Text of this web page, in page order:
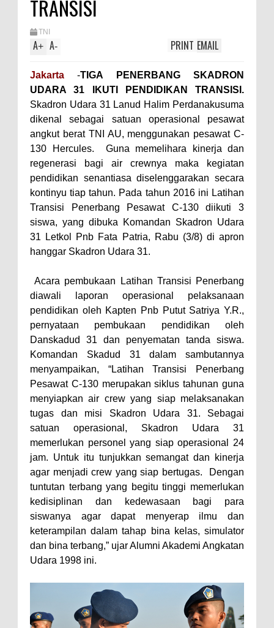
TRANSISI
TNI
A+ A- EMAIL
PRINT
Jakarta -TIGA PENERBANG SKADRON
UDARA 31 IKUTI PENDIDIKAN TRANSISI.
Skadron Udara 31 Lanud Halim Perdanakusuma
dikenal sebagai satuan operasional pesawat
angkut berat TNI AU, menggunakan pesawat C-
130 Hercules. Guna memelihara kinerja dan
regenerasi bagi air crewnya maka kegiatan
pendidikan senantiasa diselenggarakan secara
kontinyu tiap tahun. Pada tahun 2016 ini Latihan
Transisi Penerbang Pesawat C-130 diikuti 3
siswa, yang dibuka Komandan Skadron Udara
31 Letkol Pnb Fata Patria, Rabu (3/8) di apron
hanggar Skadron Udara 31.
Acara pembukaan Latihan Transisi Penerbang
diawali laporan operasional pelaksanaan
pendidikan oleh Kapten Pnb Putut Satriya Y.R.,
pernyataan pembukaan pendidikan oleh
Danskadud 31 dan penyematan tanda siswa.
Komandan Skadud 31 dalam sambutannya
menyampaikan, “Latihan Transisi Penerbang
Pesawat C-130 merupakan siklus tahunan guna
menyiapkan air crew yang siap melaksanakan
tugas dan misi Skadron Udara 31. Sebagai
satuan operasional, Skadron Udara 31
memerlukan personel yang siap operasional 24
jam. Untuk itu tunjukkan semangat dan kinerja
agar menjadi crew yang siap bertugas. Dengan
tuntutan terbang yang begitu tinggi memerlukan
kedisiplinan dan kedewasaan bagi para
siswanya agar dapat menyerap ilmu dan
keterampilan dalam tahap bina kelas, simulator
dan bina terbang,” ujar Alumni Akademi Angkatan
Udara 1998 ini.